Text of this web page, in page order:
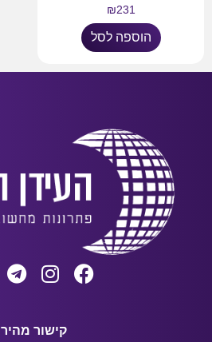
₪231
הוספה לסל
קישור מהיר